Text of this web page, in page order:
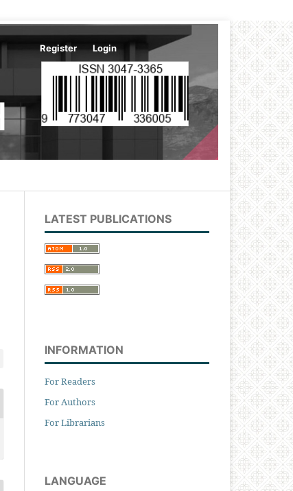
Register Login
LATEST PUBLICATIONS
INFORMATION
For Readers
For Authors
For Librarians
LANGUAGE